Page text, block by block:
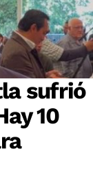
sufrió
10